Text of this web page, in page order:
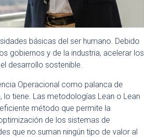
básicas del ser humano. Debido
gobiernos y de la industria, acelerar los
desarrollo sostenible.
Operacional como palanca de
tiene. Las metodologías Lean o Lean
método que permite la
de los sistemas de
que no suman ningún tipo de valor al